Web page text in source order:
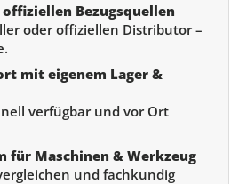
Bezugsquellen
oder offiziellen Distributor –
mit eigenem Lager &
verfügbar und vor Ort
für Maschinen & Werkzeug
und fachkundig